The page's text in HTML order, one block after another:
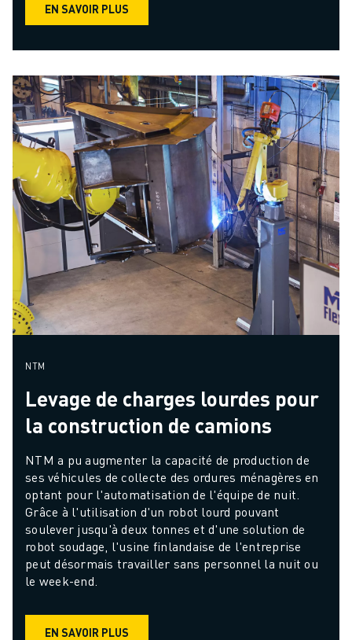
EN SAVOIR PLUS
NTM
Levage de charges lourdes pour
la construction de camions
NTM a pu augmenter la capacité de production de
ses véhicules de collecte des ordures ménagères en
optant pour l'automatisation de l'équipe de nuit.
Grâce à l'utilisation d'un robot lourd pouvant
soulever jusqu'à deux tonnes et d'une solution de
robot soudage, l'usine finlandaise de l'entreprise
peut désormais travailler sans personnel la nuit ou
le week-end.
EN SAVOIR PLUS